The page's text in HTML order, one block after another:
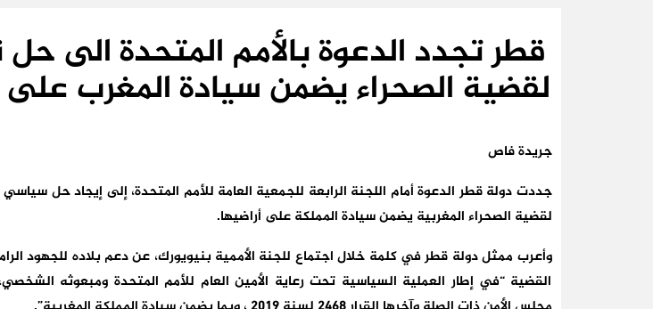
قطر تجدد الدعوة بالأمم المتحدة الى
لقضية الصحراء يضمن سيادة المغرب على
جريدة فاص
جددت دولة قطر الدعوة أمام اللجنة الرابعة للجمعية العامة للأمم المتحدة، إلى إيجاد حل
لقضية الصحراء المغربية يضمن سيادة المملكة على أراضيها.
وأعرب ممثل دولة قطر في كلمة خلال اجتماع للجنة الأممية بنيويورك، عن دعم بلاده للجهود
القضية “في إطار العملية السياسية تحت رعاية الأمين العام للأمم المتحدة ومبعوثه